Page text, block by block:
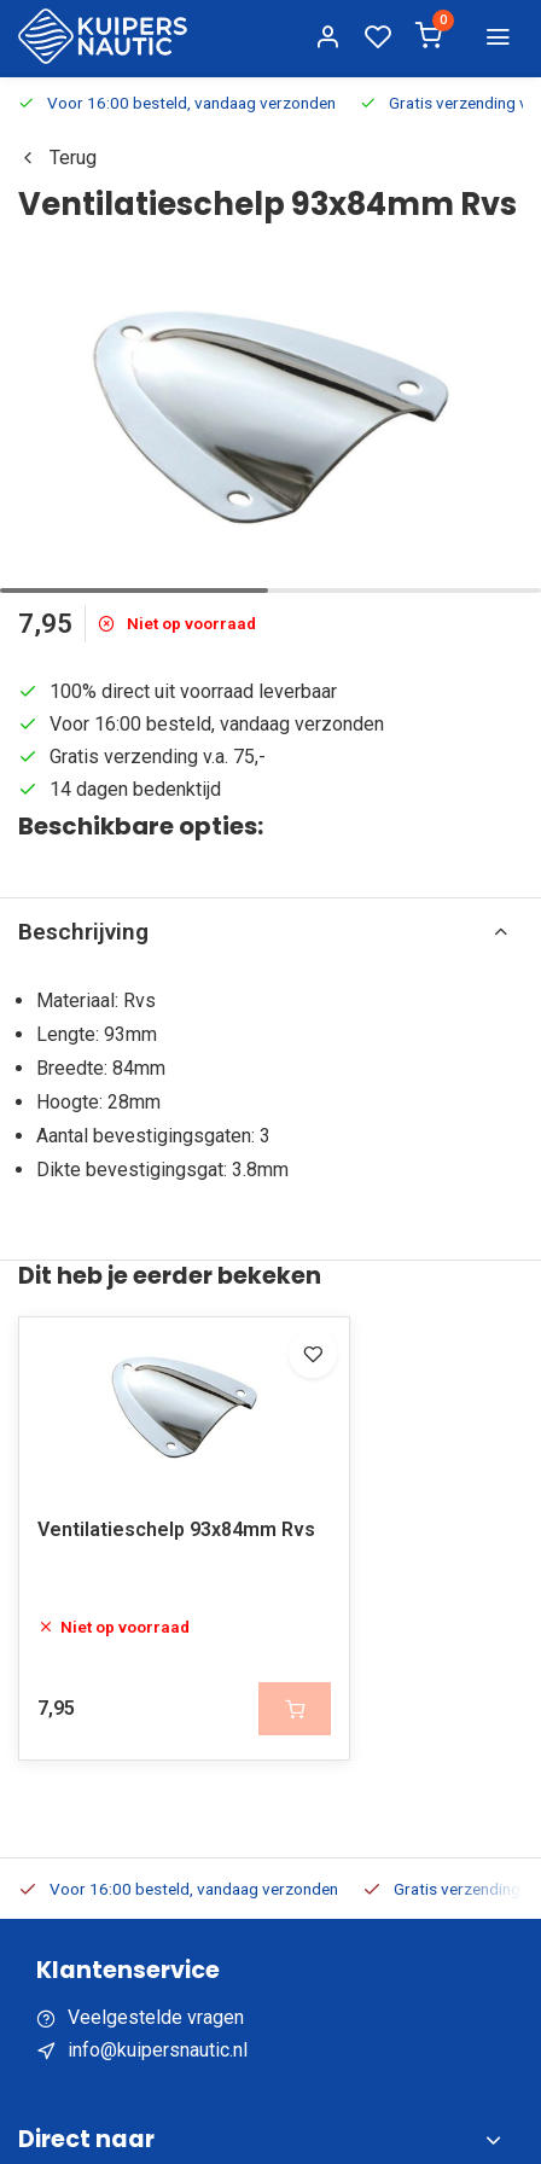
0
Voor 16:00 besteld, vandaag verzonden Gratis verzending
Terug
Ventilatieschelp 93x84mm Rvs
7,95 Niet op voorraad
100% direct uit voorraad leverbaar
Voor 16:00 besteld, vandaag verzonden
Gratis verzending v.a. 75,-
14 dagen bedenktijd
Beschikbare opties:
Beschrijving
Materiaal: Rvs
Lengte: 93mm
Breedte: 84mm
Hoogte: 28mm
Aantal bevestigingsgaten: 3
Dikte bevestigingsgat: 3.8mm
Dit heb je eerder bekeken
Ventilatieschelp 93x84mm Rvs
Niet op voorraad
7,95
Voor 16:00 besteld, vandaag verzonden Gratis verzending
Klantenservice
Veelgestelde vragen
info@kuipersnautic.nl
Direct naar